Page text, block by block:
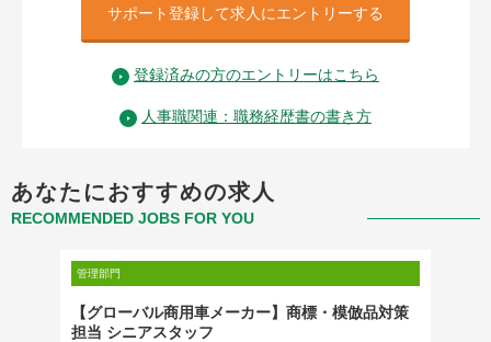
サポート登録して求人にエントリーする
登録済みの方のエントリーはこちら
人事職関連：職務経歴書の書き方
あなたにおすすめの求人
RECOMMENDED JOBS FOR YOU
管理部門
【グローバル商用車メーカー】商標・模倣品対策
担当 シニアスタッフ